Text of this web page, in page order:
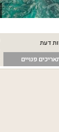
דעת
פנויים